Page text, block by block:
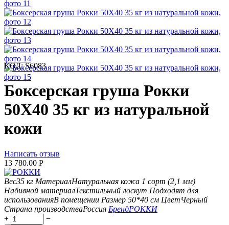
КОД: S6083
Боксерская груша Рокки
50X40 35 кг из натуральной
кожи
Написать отзыв
13 780.00 Р
Вес35 кг МатериалНатуральная кожа 1 сорт (2,1 мм)
Набивной материалТекстильный лоскут Подходят для
использованияВ помещении Размер 50*40 см ЦветЧерный
Страна производстваРоссия БрендРОККИ
+
−